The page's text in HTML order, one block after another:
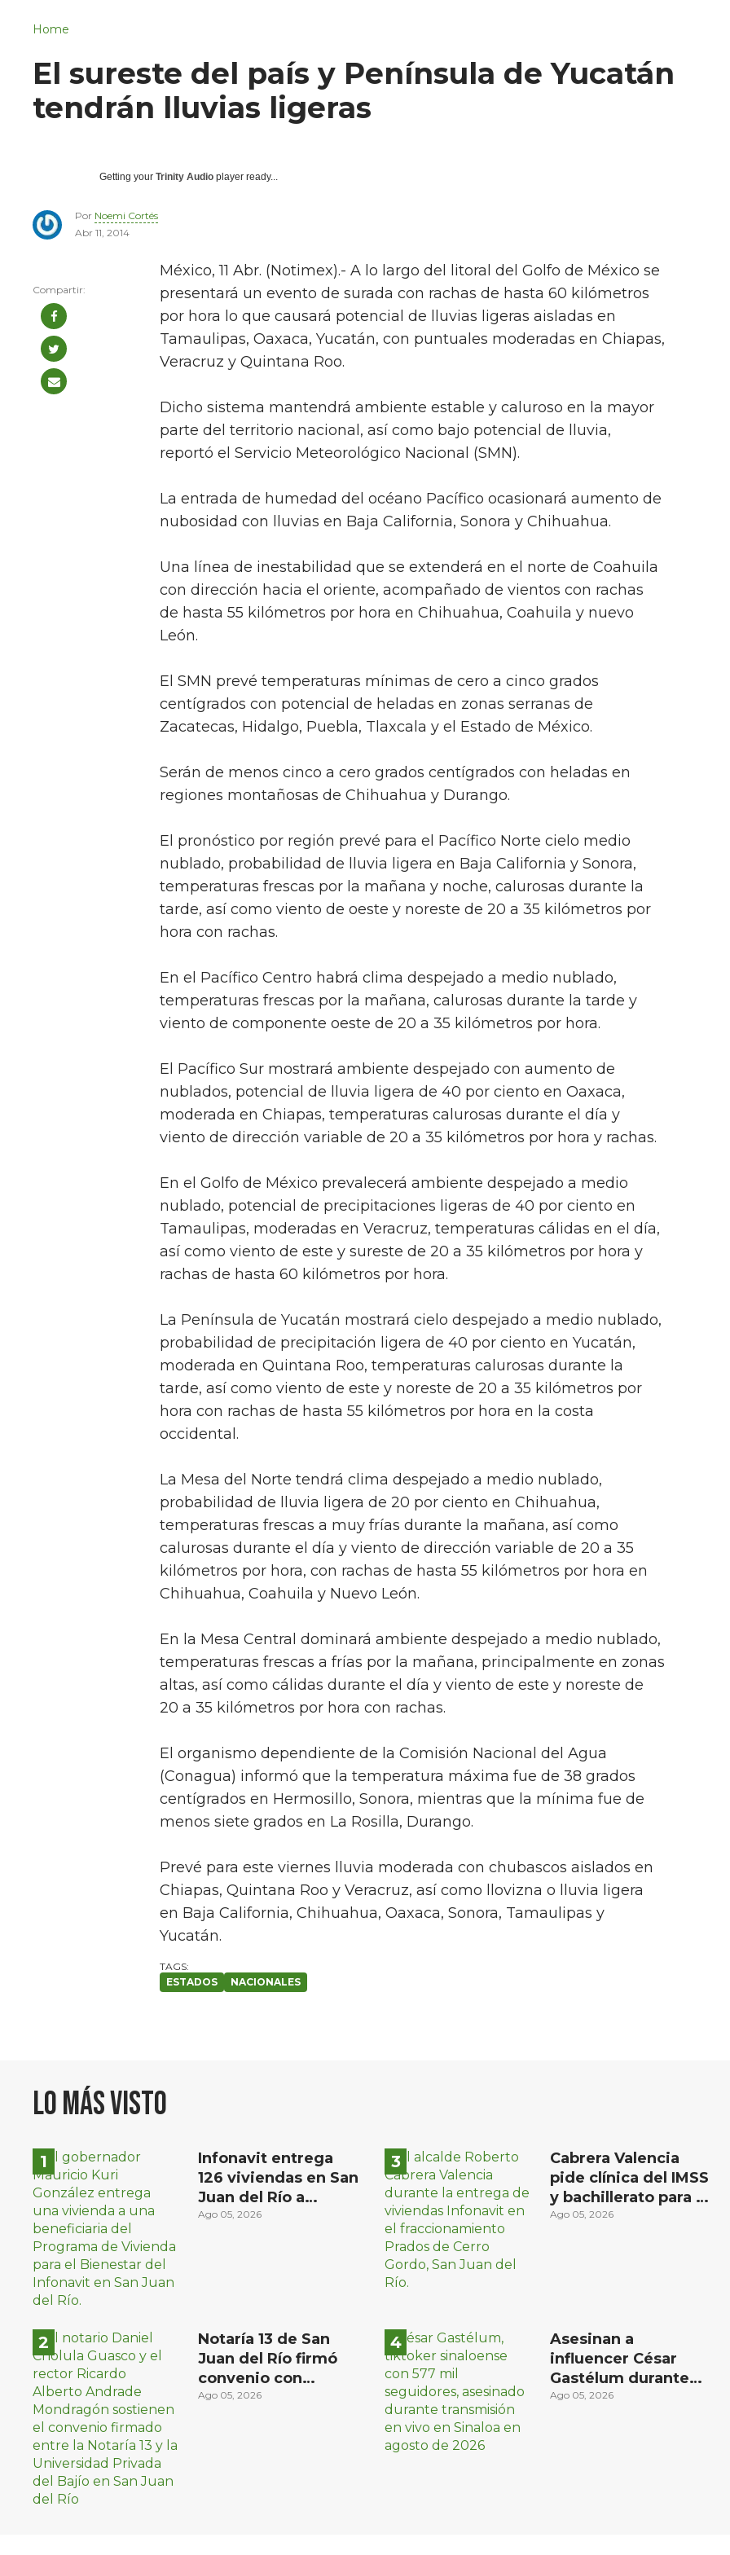
Home
El sureste del país y Península de Yucatán
tendrán lluvias ligeras
Getting your Trinity Audio player ready...
Por Noemi Cortés
Abr 11, 2014
México, 11 Abr. (Notimex).- A lo largo del litoral del Golfo de México se
presentará un evento de surada con rachas de hasta 60 kilómetros
por hora lo que causará potencial de lluvias ligeras aisladas en
Tamaulipas, Oaxaca, Yucatán, con puntuales moderadas en Chiapas,
Veracruz y Quintana Roo.
Dicho sistema mantendrá ambiente estable y caluroso en la mayor
parte del territorio nacional, así como bajo potencial de lluvia,
reportó el Servicio Meteorológico Nacional (SMN).
La entrada de humedad del océano Pacífico ocasionará aumento de
nubosidad con lluvias en Baja California, Sonora y Chihuahua.
Una línea de inestabilidad que se extenderá en el norte de Coahuila
con dirección hacia el oriente, acompañado de vientos con rachas
de hasta 55 kilómetros por hora en Chihuahua, Coahuila y nuevo
León.
El SMN prevé temperaturas mínimas de cero a cinco grados
centígrados con potencial de heladas en zonas serranas de
Zacatecas, Hidalgo, Puebla, Tlaxcala y el Estado de México.
Serán de menos cinco a cero grados centígrados con heladas en
regiones montañosas de Chihuahua y Durango.
El pronóstico por región prevé para el Pacífico Norte cielo medio
nublado, probabilidad de lluvia ligera en Baja California y Sonora,
temperaturas frescas por la mañana y noche, calurosas durante la
tarde, así como viento de oeste y noreste de 20 a 35 kilómetros por
hora con rachas.
En el Pacífico Centro habrá clima despejado a medio nublado,
temperaturas frescas por la mañana, calurosas durante la tarde y
viento de componente oeste de 20 a 35 kilómetros por hora.
El Pacífico Sur mostrará ambiente despejado con aumento de
nublados, potencial de lluvia ligera de 40 por ciento en Oaxaca,
moderada en Chiapas, temperaturas calurosas durante el día y
viento de dirección variable de 20 a 35 kilómetros por hora y rachas.
En el Golfo de México prevalecerá ambiente despejado a medio
nublado, potencial de precipitaciones ligeras de 40 por ciento en
Tamaulipas, moderadas en Veracruz, temperaturas cálidas en el día,
así como viento de este y sureste de 20 a 35 kilómetros por hora y
rachas de hasta 60 kilómetros por hora.
La Península de Yucatán mostrará cielo despejado a medio nublado,
probabilidad de precipitación ligera de 40 por ciento en Yucatán,
moderada en Quintana Roo, temperaturas calurosas durante la
tarde, así como viento de este y noreste de 20 a 35 kilómetros por
hora con rachas de hasta 55 kilómetros por hora en la costa
occidental.
La Mesa del Norte tendrá clima despejado a medio nublado,
probabilidad de lluvia ligera de 20 por ciento en Chihuahua,
temperaturas frescas a muy frías durante la mañana, así como
calurosas durante el día y viento de dirección variable de 20 a 35
kilómetros por hora, con rachas de hasta 55 kilómetros por hora en
Chihuahua, Coahuila y Nuevo León.
En la Mesa Central dominará ambiente despejado a medio nublado,
temperaturas frescas a frías por la mañana, principalmente en zonas
altas, así como cálidas durante el día y viento de este y noreste de
20 a 35 kilómetros por hora con rachas.
El organismo dependiente de la Comisión Nacional del Agua
(Conagua) informó que la temperatura máxima fue de 38 grados
centígrados en Hermosillo, Sonora, mientras que la mínima fue de
menos siete grados en La Rosilla, Durango.
Prevé para este viernes lluvia moderada con chubascos aislados en
Chiapas, Quintana Roo y Veracruz, así como llovizna o lluvia ligera
en Baja California, Chihuahua, Oaxaca, Sonora, Tamaulipas y
Yucatán.
ESTADOS NACIONALES
Lo más visto
Infonavit entrega
126 viviendas en San
Juan del Río a
familias de bajos
Ago 05, 2026
Notaría 13 de San
Juan del Río firmó
convenio con
Universidad Privada
Ago 05, 2026
Cabrera Valencia
pide clínica del IMSS
y bachillerato para la
zona oriente de San
Ago 05, 2026
Asesinan a
influencer César
Gastélum durante
transmisión en vivo
Ago 05, 2026